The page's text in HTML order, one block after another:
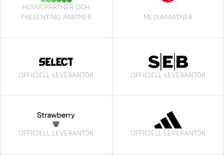
HUVUDPARTNER OCH
PRESENTING PARTNER
MEDIAPARTNER
OFFICIELL LEVERANTÖR OFFICIELL LEVERANTÖR
OFFICIELL LEVERANTÖR OFFICIELL LEVERANTÖR